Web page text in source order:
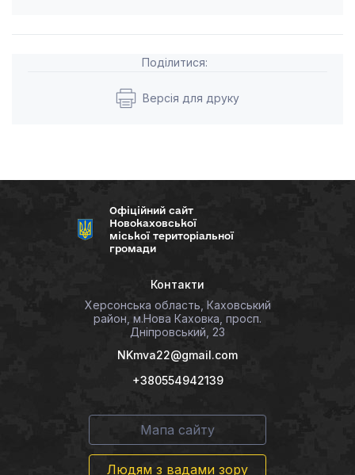
Поділитися:
Версія для друку
Офіційний сайт
Новокаховської
міської територіальної
громади
Контакти
Херсонська область, Каховський
район, м.Нова Каховка, просп.
Дніпровський, 23
NKmva22@gmail.com
+380554942139
Мапа сайту
Людям з вадами зору